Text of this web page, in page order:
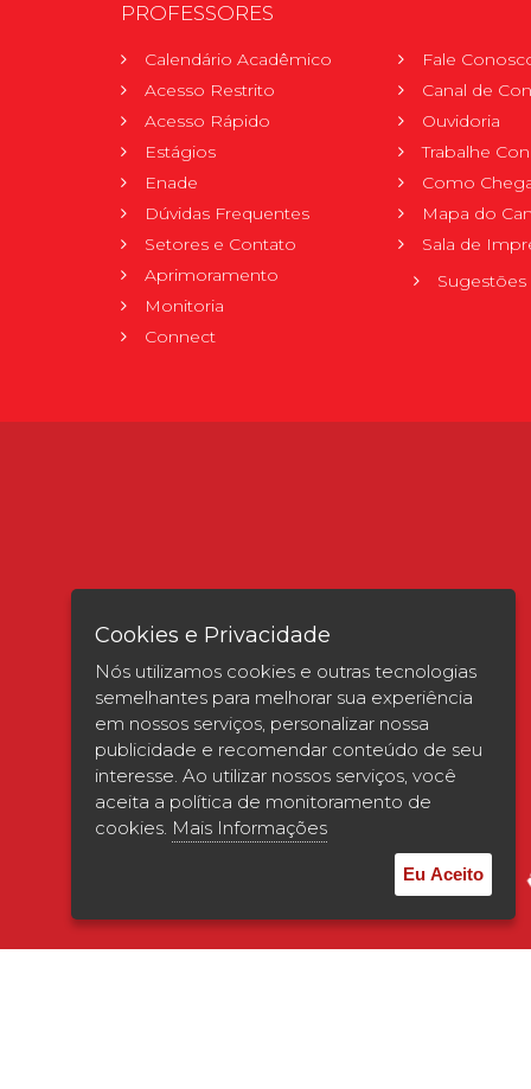
PROFESSORES
Calendário Acadêmico
Acesso Restrito
Acesso Rápido
Estágios
Enade
Dúvidas Frequentes
Setores e Contato
Aprimoramento
Monitoria
Connect
Fale
Canal de
Ouvidoria
Trabalhe
Como
Mapa do
Sala de
Verificada por
Cookies e Privacidade
Nós utilizamos cookies e outras tecnologias
semelhantes para melhorar sua experiência
em nossos serviços, personalizar nossa
publicidade e recomendar conteúdo de seu
interesse. Ao utilizar nossos serviços, você
aceita a política de monitoramento de
cookies. Mais Informações
Eu Aceito